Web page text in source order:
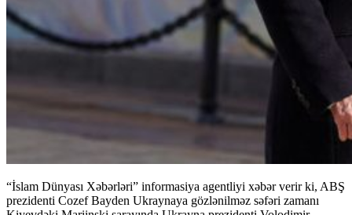
“İslam Dünyası Xəbərləri” informasiya agentliyi xəbər verir ki, ABŞ
prezidenti Cozef Bayden Ukraynaya gözlənilməz səfəri zamanı